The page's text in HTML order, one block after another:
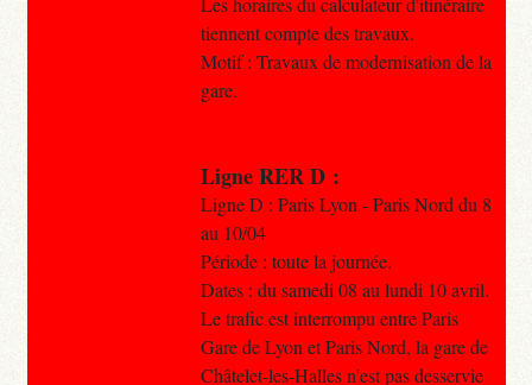
tiennent compte des travaux.
Motif : Travaux de modernisation de la
gare.
Ligne RER D :
Ligne D : Paris Lyon - Paris Nord du 8
au 10/04
Période : toute la journée.
Dates : du samedi 08 au lundi 10 avril.
Le trafic est interrompu entre Paris
Gare de Lyon et Paris Nord, la gare de
Châtelet-les-Halles n'est pas desservie